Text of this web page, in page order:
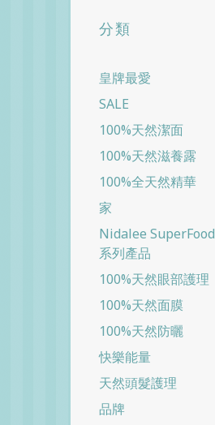
分類
皇牌最愛
SALE
100%天然潔面
100%天然滋養露
100%全天然精華
家
Nidalee SuperFood
系列產品
100%天然眼部護理
100%天然面膜
100%天然防曬
快樂能量
天然頭髮護理
品牌